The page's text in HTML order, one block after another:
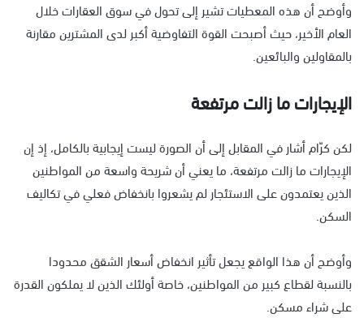
وأوضح أن هذه المعطيات تشير إلى تحول في سوق العقارات خلال
العام الأخير، حيث أصبحت القوة التفاوضية أكبر لدى المشترين مقارنة
بالمقاولين والبائعين.
الإيجارات ما زالت مرتفعة
لكن كرّام أشار في المقابل إلى أن الصورة ليست إيجابية بالكامل، إذ إن
الإيجارات ما زالت مرتفعة، ما يعني أن شريحة واسعة من المواطنين
الذين يعتمدون على الاستئجار لم يشعروا بانخفاض فعلي في تكاليف
السكن.
وأوضح أن هذا الواقع يجعل تأثير انخفاض أسعار الشقق محدودا
بالنسبة لقطاع كبير من المواطنين، خاصة أولئك الذين لا يملكون القدرة
على شراء مسكن.